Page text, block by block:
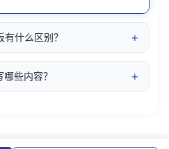
什么区别？ +
些内容？ +